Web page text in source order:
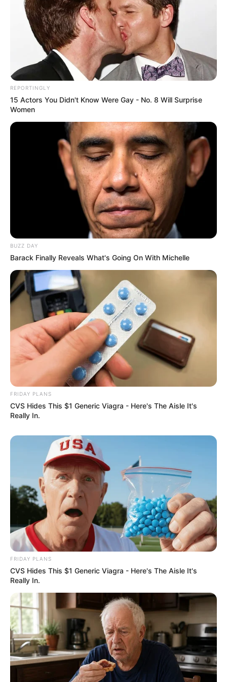
essa capa de almofada, linda e fácil de fazer.
obrigada também pelo passo-a-passo bem
explicado.
Maria Aparecida Ribeiro Queiroz há 13 anos
Muitíssimo obrigada por todos os e-mails que tens
me enviados realmente é maravilhoso poder contar
com vocês, afinal tenho aprendido muito. Quero que
saibas que através de todos vocês e da revista
artesanal a minha fonte de expiração só aumentou
obrigada de todo o coração.
Maria Alves há 13 anos
Achei muito interessante e muito linda a capa de
almofada, vou tentar fazer. Obrigada pelas
belíssimas novidades! Que Deus te abençoe!
nadia
todas e agradeço os e-mails
obrigada e muito sucesso pra revista artesanato
LUZ DE MARIA há 13 anos
ESTA GENIAL LA PAGINA!!! GRACIAS!!! Bendiciones..
julia há 13 anos
eu amo artesanato gostaria de fazer todas essas
peças lindas. artesanato pra mim é uma terapia. bjos
laura
são lindas
NILZA BORGES EVALDT há 13 anos
Amei todos esses trabalhos são lindos.com certeza
irei fazer ,amo artesanato.Estão de parabéns e
sucesso pra revista artesanato.
jandira há 13 anos
muito bem é tudo muito bem explicadinho,não tem
como errar,mas tenho uma sugestão para vocês; que
amo fazer trançado com fitas mas é um trabalho
pouco divulgado,fica ai a dica!
FRANCIVANIA LEOCADIO há 13 anos
amo todas as dicas sobre artesanato, procuro
sempre aproveitar as dicas da revista, muito bom
REPORTINGLY
15 Actors You Didn't Know Were Gay - No. 8 Will Surprise
Women
BUZZ DAY
Barack Finally Reveals What's Going On With Michelle
FRIDAY PLANS
CVS Hides This $1 Generic Viagra - Here's The Aisle It's
Really In.
FRIDAY PLANS
CVS Hides This $1 Generic Viagra - Here's The Aisle It's
Really In.